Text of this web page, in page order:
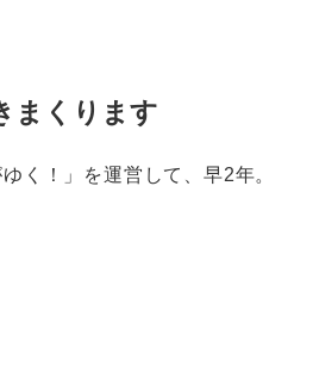
まくります
く！」を運営して、早2年。